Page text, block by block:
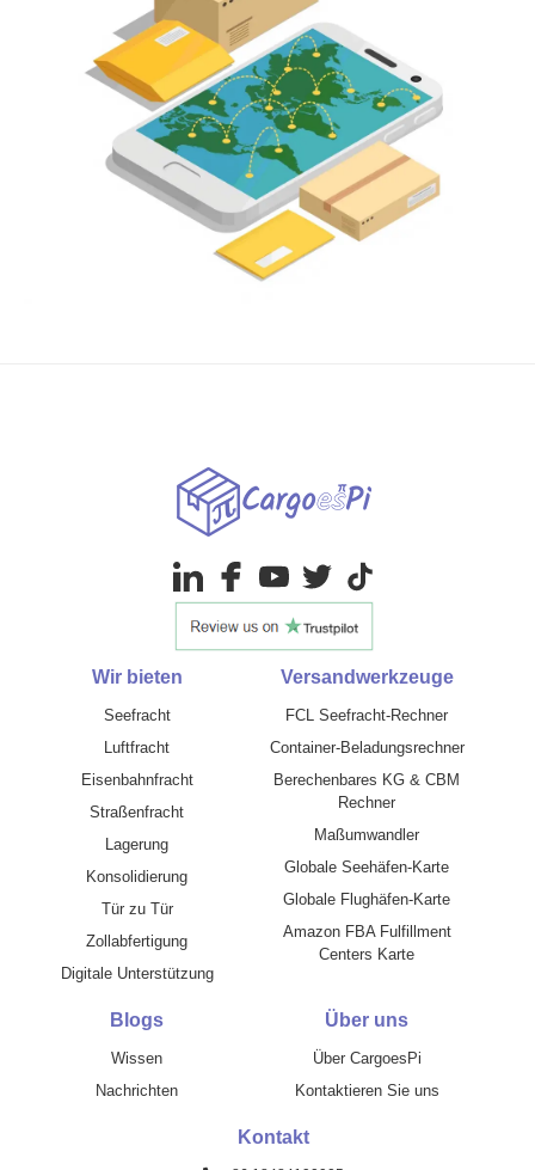
Wir bieten
Seefracht
Luftfracht
Eisenbahnfracht
Straßenfracht
Lagerung
Konsolidierung
Tür zu Tür
Zollabfertigung
Digitale Unterstützung
Versandwerkzeuge
FCL Seefracht-Rechner
Container-Beladungsrechner
Berechenbares KG & CBM
Rechner
Maßumwandler
Globale Seehäfen-Karte
Globale Flughäfen-Karte
Amazon FBA Fulfillment
Centers Karte
Blogs
Wissen
Nachrichten
Über uns
Über CargoesPi
Kontaktieren Sie uns
Kontakt